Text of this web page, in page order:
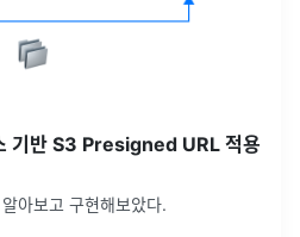
반 S3 Presigned URL 적용
아보고 구현해보았다.